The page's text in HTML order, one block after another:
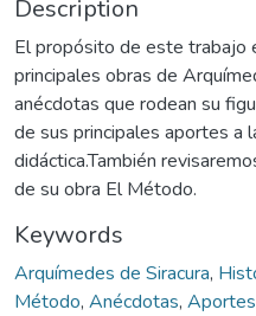
Description
El propósito de este trabajo
principales obras de
anécdotas que rodean su
de sus principales aportes a
didáctica.También
de su obra El Método.
Keywords
Arquímedes de Siracura,
Método, Anécdotas, Aportes